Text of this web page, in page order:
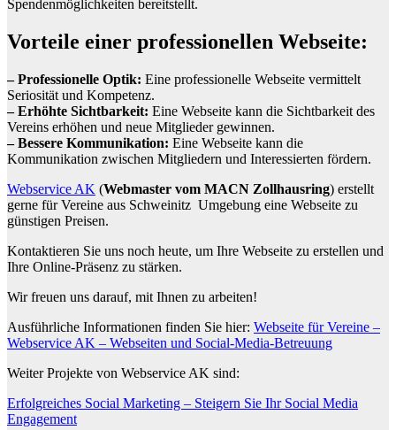
Spendenmöglichkeiten bereitstellt.
Vorteile einer professionellen Webseite:
– Professionelle Optik: Eine professionelle Webseite vermittelt
Seriosität und Kompetenz.
– Erhöhte Sichtbarkeit: Eine Webseite kann die Sichtbarkeit des
Vereins erhöhen und neue Mitglieder gewinnen.
– Bessere Kommunikation: Eine Webseite kann die
Kommunikation zwischen Mitgliedern und Interessierten fördern.
Webservice AK (Webmaster vom MACN Zollhausring) erstellt
gerne für Vereine aus Schweinitz Umgebung eine Webseite zu
günstigen Preisen.
Kontaktieren Sie uns noch heute, um Ihre Webseite zu erstellen und
Ihre Online-Präsenz zu stärken.
Wir freuen uns darauf, mit Ihnen zu arbeiten!
Ausführliche Informationen finden Sie hier: Webseite für Vereine –
Webservice AK – Webseiten und Social-Media-Betreuung
Weiter Projekte von Webservice AK sind:
Erfolgreiches Social Marketing – Steigern Sie Ihr Social Media
Engagement